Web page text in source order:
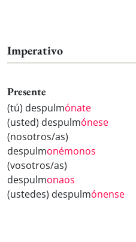
Imperativo
Presente
(tú) despulmónate
(usted) despulmónese
(nosotros/as)
despulmonémonos
(vosotros/as)
despulmonaos
(ustedes) despulmónense